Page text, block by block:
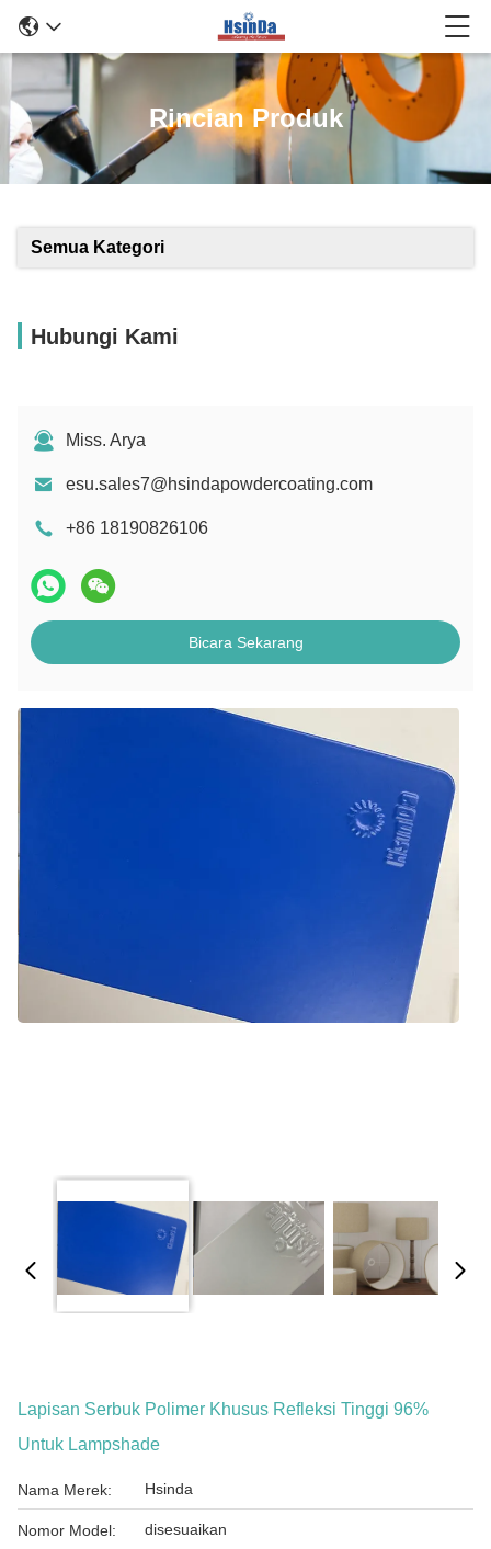
Rincian Produk
Semua Kategori
Hubungi Kami
Miss. Arya
esu.sales7@hsindapowdercoating.com
+86 18190826106
Bicara Sekarang
Lapisan Serbuk Polimer Khusus Refleksi Tinggi 96%
Untuk Lampshade
Nama Merek: Hsinda
Nomor Model: disesuaikan